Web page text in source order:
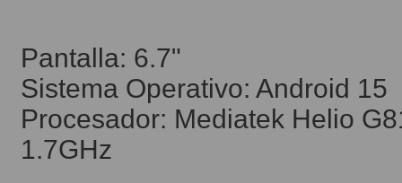
Pantalla: 6.7"
Sistema Operativo: Android 15
Procesador: Mediatek Helio
1.7GHz